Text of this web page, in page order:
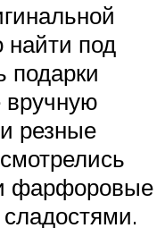
найти под
подарки
вручную
резные
фарфоровые